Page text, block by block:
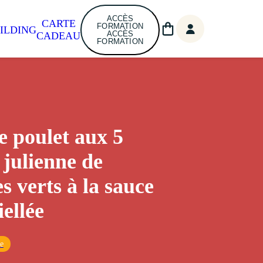
CARTE
CADEAU
ACCÈS
FORMATION
ACCÈS
FORMATION
poulet aux 5
julienne de
verts à la sauce